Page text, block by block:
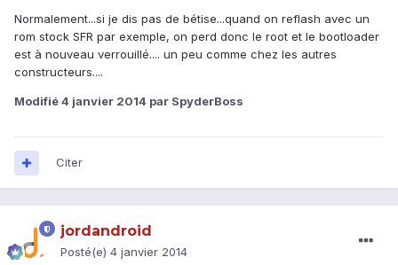
Normalement...si je dis pas de bétise...quand on reflash avec un
rom stock SFR par exemple, on perd donc le root et le bootloader
est à nouveau verrouillé.... un peu comme chez les autres
constructeurs....
Modifié4 janvier 2014 par SpyderBoss
Citer
jordandroid
Posté(e) 4 janvier 2014